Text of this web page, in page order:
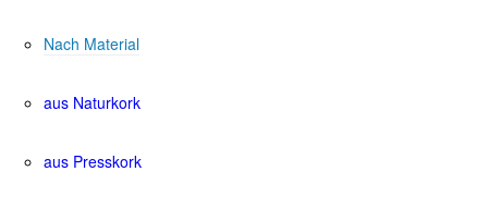
Nach Material
aus Naturkork
aus Presskork